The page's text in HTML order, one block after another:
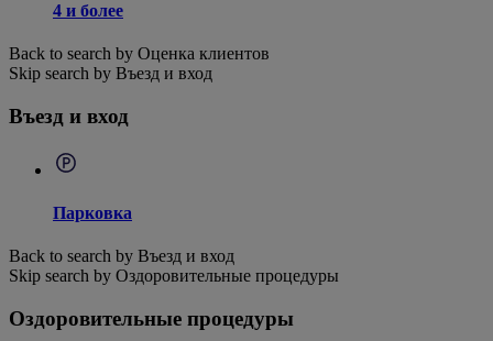
4 и более
Back to search by Оценка клиентов
Skip search by Въезд и вход
Въезд и вход
Парковка
Back to search by Въезд и вход
Skip search by Оздоровительные процедуры
Оздоровительные процедуры